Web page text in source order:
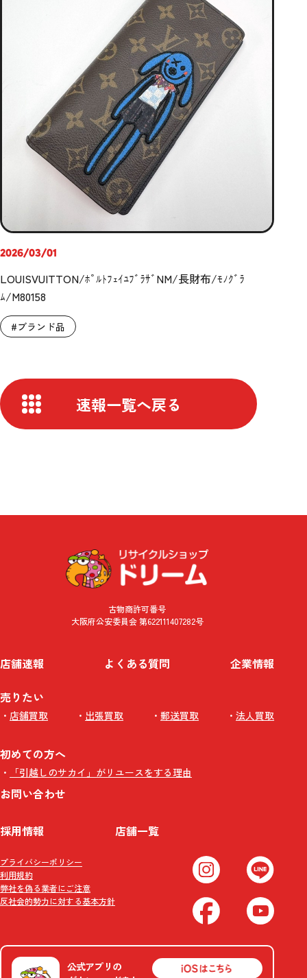
2026/03/01
LOUISVUITTON/ﾎﾟﾙﾄﾌｪｲﾕﾌﾞﾗｻﾞNM/長財布/ﾓﾉｸﾞﾗ
ﾑ/M80158
#ブランド品
速報一覧へ戻る
古物商許可番号
大阪府公安委員会 第622111407282号
店舗速報 よくある質問 企業情報
売りたい
店舗買取 出張買取 郵送買取 法人買取
初めての方へ
「引越しのサカイ」がリユースをする理由
お問い合わせ
採用情報 店舗一覧
プライバシーポリシー
利用規約
弊社を偽る業者にご注意
反社会的勢力に対する基本方針
公式アプリの